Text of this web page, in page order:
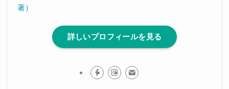
著）
詳しいプロフィールを見る